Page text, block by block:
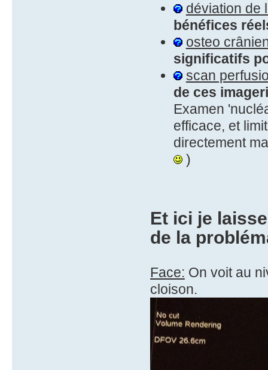
déviation de
bénéfices
osteo
significatifs
scan
de ces
Examen
efficace, et
directement
)
Et ici je
de la
Face: On voit au
cloison.